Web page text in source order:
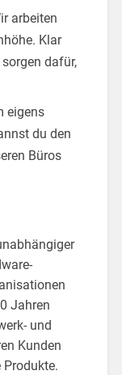
arbeiten
Klar
dafür,
eigens
du den
Büros
Jahren
und
Kunden